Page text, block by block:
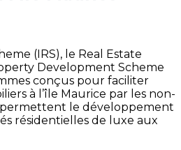
(IRS), le Real Estate
Development Scheme
conçus pour faciliter
à l’île Maurice par les non-
permettent le développement
résidentielles de luxe aux